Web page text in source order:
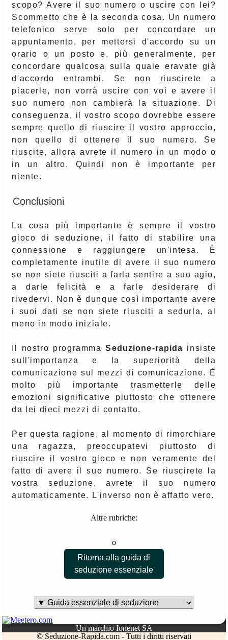
scopo? Avere il suo numero o uscire con lei?
Scommetto che è la seconda cosa. Un numero
telefonico serve solo per concordare un
appuntamento, per mettersi d'accordo su un
orario o un posto e, più generalmente, per
concordare qualcosa sulla quale eravate già
d'accordo entrambi. Se non riuscirete a
piacerle, non vorrà uscire con voi e avere il
suo numero non cambierà la situazione. Di
conseguenza, il vostro scopo dovrebbe essere
sempre quello di riuscire il vostro approccio,
non quello di ottenere il suo numero. Se
riuscite, allora avrete il numero in un modo o
in un altro. Quindi non è importante per
niente.
Conclusioni
La cosa più importante è sempre il vostro
gioco di seduzione, il fatto di stabilire una
connessione e raggiungere un'intesa. È
completamente inutile di avere il suo numero
se non siete riusciti a farla sentire a suo agio,
a darle felicità e a farle desiderare di
rivedervi. Non è dunque così importante avere
i suoi dati se non siete riusciti a sedurla, al
meno in modo iniziale.
Il nostro programmaSeduzione-rapida insiste
sull'importanza e la superiorità della
comunicazione sul mezzi di comunicazione. È
molto più importante trasmetterle delle
emozioni significative piuttosto che ottenere
da lei dieci mezzi di contatto.
Per questa ragione, al momento di rimorchiare
una ragazza, preoccupatevi piuttosto di
riuscire il vostro gioco e non veramente del
fatto di avere il suo numero. Se riuscirete la
vostra seduzione, avrete il suo numero
automaticamente. L'inverso non è affatto vero.
Altre rubriche:
o
Ritorna alla guida di
seduzione essenziale
Un marchio Ionenet SA
© Seduzione-Rapida.com - Tutti i diritti riservati